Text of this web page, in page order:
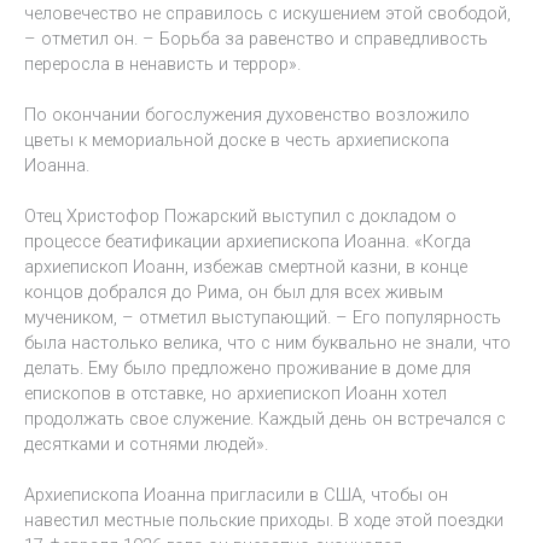
человечество не справилось с искушением этой свободой,
– отметил он. – Борьба за равенство и справедливость
переросла в ненависть и террор».
По окончании богослужения духовенство возложило
цветы к мемориальной доске в честь архиепископа
Иоанна.
Отец Христофор Пожарский выступил с докладом о
процессе беатификации архиепископа Иоанна. «Когда
архиепископ Иоанн, избежав смертной казни, в конце
концов добрался до Рима, он был для всех живым
мучеником, – отметил выступающий. – Его популярность
была настолько велика, что с ним буквально не знали, что
делать. Ему было предложено проживание в доме для
епископов в отставке, но архиепископ Иоанн хотел
продолжать свое служение. Каждый день он встречался с
десятками и сотнями людей».
Архиепископа Иоанна пригласили в США, чтобы он
навестил местные польские приходы. В ходе этой поездки